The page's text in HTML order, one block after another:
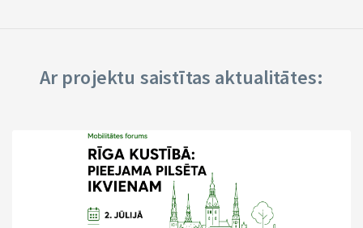
Ar projektu saistītas aktualitātes: